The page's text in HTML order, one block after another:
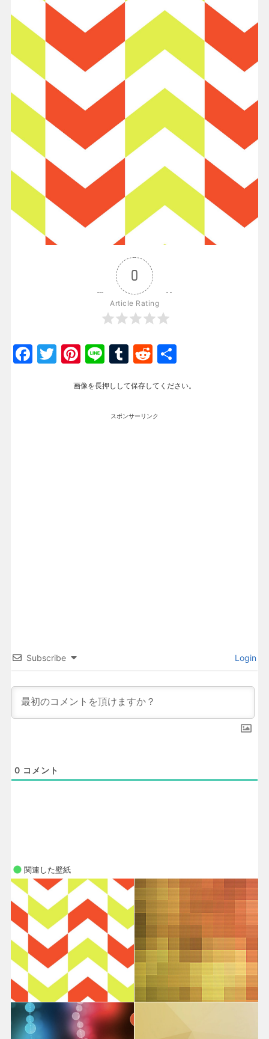
0
Article Rating
Facebook
Twitter
Pinterest
LineTumblr
Reddit
画像を長押しして保存してください。
スポンサーリンク
Subscribe Login
0 コメント
関連した壁紙